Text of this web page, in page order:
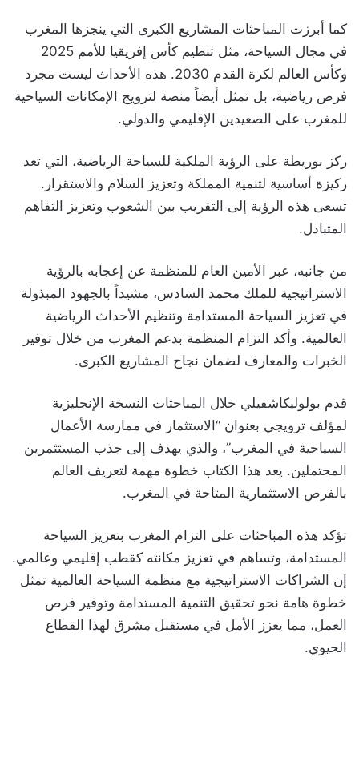
كما أبرزت المباحثات المشاريع الكبرى التي ينجزها المغرب
في مجال السياحة، مثل تنظيم كأس إفريقيا للأمم 2025
وكأس العالم لكرة القدم 2030. هذه الأحداث ليست مجرد
فرص رياضية، بل تمثل أيضاً منصة لترويج الإمكانات السياحية
للمغرب على الصعيدين الإقليمي والدولي.
ركز بوريطة على الرؤية الملكية للسياحة الرياضية، التي تعد
ركيزة أساسية لتنمية المملكة وتعزيز السلام والاستقرار.
تسعى هذه الرؤية إلى التقريب بين الشعوب وتعزيز التفاهم
المتبادل.
من جانبه، عبر الأمين العام للمنظمة عن إعجابه بالرؤية
الاستراتيجية للملك محمد السادس، مشيداً بالجهود المبذولة
في تعزيز السياحة المستدامة وتنظيم الأحداث الرياضية
العالمية. وأكد التزام المنظمة بدعم المغرب من خلال توفير
الخبرات والمعارف لضمان نجاح المشاريع الكبرى.
قدم بولوليكاشفيلي خلال المباحثات النسخة الإنجليزية
لمؤلف ترويجي بعنوان “الاستثمار في ممارسة الأعمال
السياحية في المغرب”، والذي يهدف إلى جذب المستثمرين
المحتملين. يعد هذا الكتاب خطوة مهمة لتعريف العالم
بالفرص الاستثمارية المتاحة في المغرب.
تؤكد هذه المباحثات على التزام المغرب بتعزيز السياحة
المستدامة، وتساهم في تعزيز مكانته كقطب إقليمي وعالمي.
إن الشراكات الاستراتيجية مع منظمة السياحة العالمية تمثل
خطوة هامة نحو تحقيق التنمية المستدامة وتوفير فرص
العمل، مما يعزز الأمل في مستقبل مشرق لهذا القطاع
الحيوي.